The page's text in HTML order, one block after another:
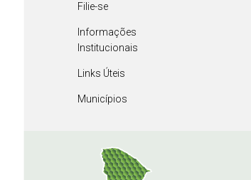
Filie-se
Informações
Institucionais
Links Úteis
Municípios